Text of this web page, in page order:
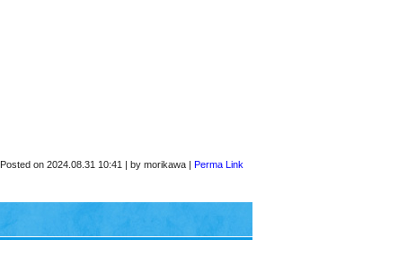
Posted on 2024.08.31 10:41 | by morikawa| Perma Link